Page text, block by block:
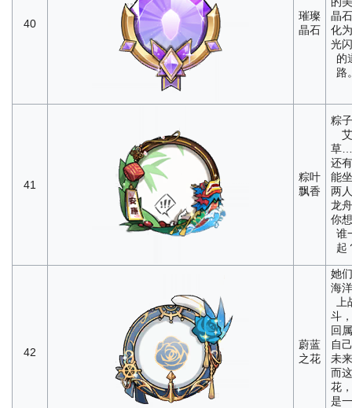
40
璀璨
晶石
晶
化
光
的
路
41
粽叶
飘香
粽
艾
草
还
能
两
龙
你
谁
起
42
蔚蓝
之花
她
海
上
斗
回
自
未
而
花
是